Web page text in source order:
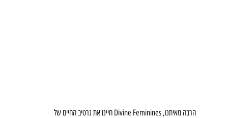
הרבה מאיתנו, Divine Feminines חיינו את נרטיב החיים של